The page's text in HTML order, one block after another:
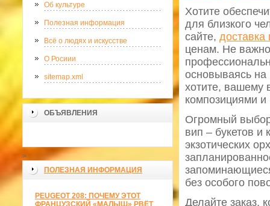
Об культуре
Полезная информация
Всё о людях и искусстве
О Росиии
sitemap.xml
ОБЪЯВЛЕНИЯ
>
ПОЛЕЗНАЯ ИНФОРМАЦИЯ
PEUGEOT 208: ПОЧЕМУ ЭТОТ
ФРАНЦУЗСКИЙ «МАЛЫШ» РВЁТ
Хотите
для близкого
сайте,
ценам. Не
основываясь
хотите, вашему
композициями и
Огромный
вип – букетов и
экзотических
без особого
Делайте заказ,